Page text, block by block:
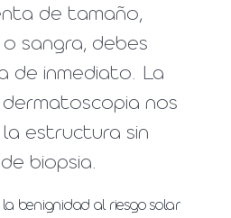
de tamaño,
sangra, debes
de inmediato. La
nos
estructura sin
biopsia.
la benignidad al riesgo solar